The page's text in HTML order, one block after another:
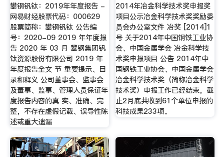
攀钢钒钛：2019年年度报告 -
网易财经股票代码：000629
股票简称：攀钢钒钛 公告编
号：2020-09 2019 年年度报
告 2020 年 03 月 攀钢集团钒
钛资源股份有限公司 2019 年
年度报告全文 节 重要提示、目
录和释义 公司董事会、监事会
及董事、监事、管理人员保证年
度报告内容的真 实、准确、完
整，不存在虚假记载、误导性陈
述或重大遗漏
2014年冶金科学技术奖申报奖
项目公示冶金科学技术奖奖励委
员会办公室文件 冶奖 [2014]1
号 关于2014年中国钢铁工业协
会、中国金属学会 冶金科学技
术奖申报项目 公告 2014年中
国钢铁工业协会、中国金属学会
冶金科学技术奖（简称冶金科学
技术奖）申报工作已经结束，截
止2月底共收到61个单位申报的
科技成果233项。